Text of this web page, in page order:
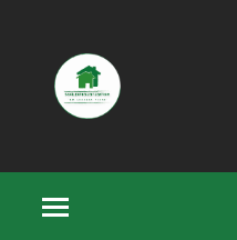
springen
Navigation
springen